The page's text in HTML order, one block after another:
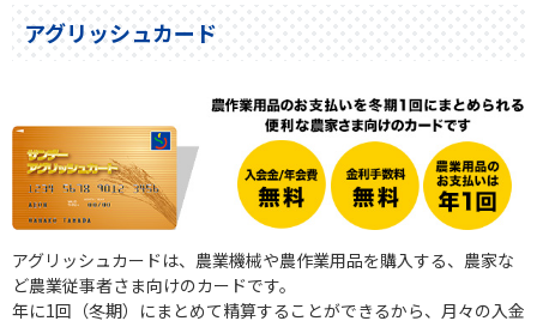
アグリッシュカード
アグリッシュカードは、農業機械や農作業用品を購入する、農家な
ど農業従事者さま向けのカードです。
年に1回（冬期）にまとめて精算することができるから、月々の入金